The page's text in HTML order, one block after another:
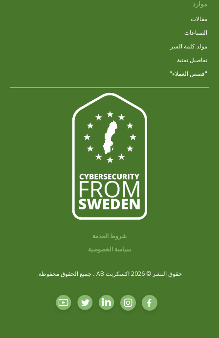
موارد
مقالات
الصناعات
مولد كلمة السر
تفاصيل تقنية
"قصص العملاء"
شروط الخدمة
سياسة الخصوصية
حقوق النشر © 2026 اكسكربت AB ، جميع الحقوق محفوظة.